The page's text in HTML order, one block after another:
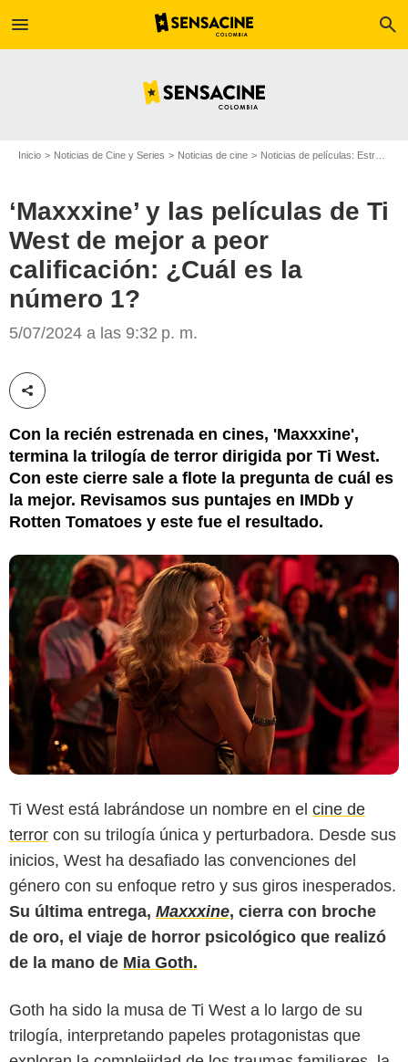
menu search
Inicio Noticias de Cine y Series Noticias de cine Noticias de películas: Estreno de película
‘Maxxxine’ y las películas de Ti
West de mejor a peor
calificación: ¿Cuál es la
número 1?
5/07/2024 a las 9:32 p. m.
Compartir esta noticia
Con la recién estrenada en cines, 'Maxxxine',
termina la trilogía de terror dirigida por Ti West.
Con este cierre sale a flote la pregunta de cuál es
la mejor. Revisamos sus puntajes en IMDb y
Rotten Tomatoes y este fue el resultado.
Ti West está labrándose un nombre en el cine de
terror con su trilogía única y perturbadora. Desde sus
inicios, West ha desafiado las convenciones del
género con su enfoque retro y sus giros inesperados.
Su última entrega, Maxxxine, cierra con broche
de oro, el viaje de horror psicológico que realizó
de la mano de Mia Goth.
Goth ha sido la musa de Ti West a lo largo de su
trilogía, interpretando papeles protagonistas que